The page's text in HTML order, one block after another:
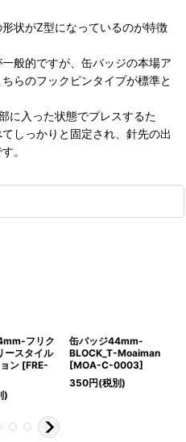
状がZ型になっているのが特徴
般的ですが、缶バッジの本場ア
らのフックピンタイプが標準と
に入った状態でプレスするた
しっかりと固定され、針先の出
。
フリク
ースタイル
ン [FRE-
)
缶バッジ44mm-
BLOCK_T-Moaiman
[MOA-C-0003]
350円(税別)